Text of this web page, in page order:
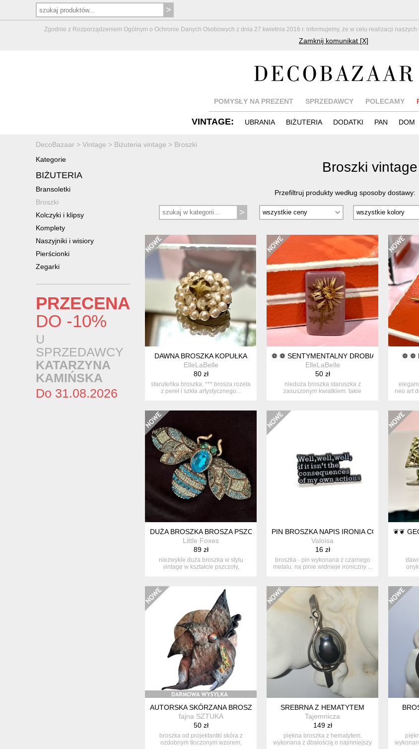
Zgodnie z Rozporządzeniem Ogólnym o Ochronie Danych Osobowych z dnia 27 kwietnia 2016 r. informujemy, że w celu realizacji naszych
Zamknij komunikat [X]
POMYSŁY NA PREZENT SPRZEDAWCY POLECAMY
VINTAGE: UBRANIA BIŻUTERIA DODATKI PAN DOM
DecoBazaar > Vintage > Biżuteria vintage > Broszki
Kategorie
BIŻUTERIA
Bransoletki
Broszki
Kolczyki i klipsy
Komplety
Naszyjniki i wisiory
Pierścionki
Zegarki
PRZECENA
DO -10%
U
SPRZEDAWCY
KATARZYNA
KAMIŃSKA
Do 31.08.2026
Broszki vintage
Przefiltruj produkty według sposoby dostawy:
DAWNA BROSZKA KOPUŁKA
ElleLaBelle
80 zł
staruteńka broszka. *** brosza rozeta
z pereł i szkła artystycznego...
❁ ❁ SENTYMENTALNY DROBIAZG ❁ ❁
ElleLaBelle
50 zł
nieduża broszka staruszka z
zasuszonym kwiatkiem. takie
❁ ❁
neo art
DUŻA BROSZKA BROSZA PSZCZOŁA KRYSZTAŁKI STYL VINTAGE ZJAWISKOWA
Little Foxes
89 zł
niezwykle duża broszka w stylu
vintage w kształcie pszczoły,
PIN BROSZKA NAPIS IRONIA
Valoisa
16 zł
broszka - pin wykonana z czarnego
metalu. na pinie widnieje ironiczny ...
❦❦
AUTORSKA SKÓRZANA BROSZKA Z MUSZLĄ PAUA
fajna SZTUKA
50 zł
broszka od projektantki skóra z
ozdobnym tłoczonym wzorem,
SREBRNA Z HEMATYTEM
Tajemnicza
149 zł
piękna broszka z hematytem.
wykonana z dbałością o najmniejszy